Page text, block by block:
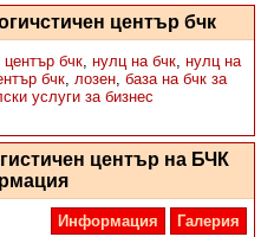
център бчк
бчк, нулц на бчк, нулц на
бчк, лозен, база на бчк за
услуги за бизнес
център на БЧК
Информация Галерия